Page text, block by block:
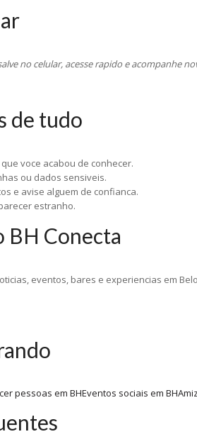
no celular, acesse rapido e acompanhe
de tudo
voce acabou de conhecer.
ou dados sensiveis.
e avise alguem de confianca.
estranho.
BH Conecta
eventos, bares e experiencias em
pessoas em BHEventos sociais em BH